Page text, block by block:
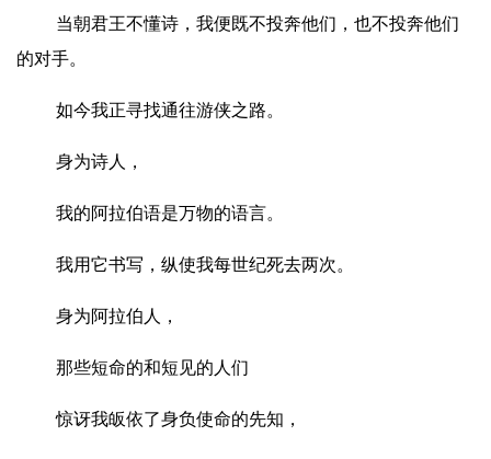
当朝君王不懂诗，我便既不投奔他们，也不投奔他们
的对手。
如今我正寻找通往游侠之路。
身为诗人，
我的阿拉伯语是万物的语言。
我用它书写，纵使我每世纪死去两次。
身为阿拉伯人，
那些短命的和短见的人们
惊讶我皈依了身负使命的先知，